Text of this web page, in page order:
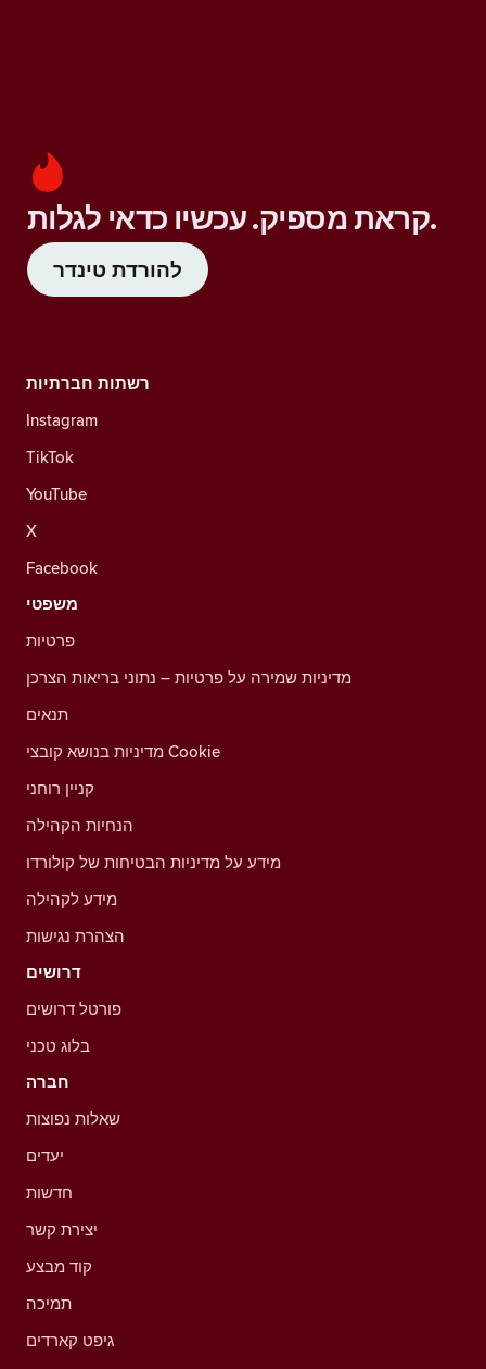
קראת מספיק. עכשיו כדאי לגלות.
להורדת טינדר
רשתות חברתיות
Instagram
TikTok
YouTube
X
Facebook
משפטי
פרטיות
מדיניות שמירה על פרטיות – נתוני בריאות הצרכן
תנאים
מדיניות בנושא קובצי Cookie
קניין רוחני
הנחיות הקהילה
מידע על מדיניות הבטיחות של קולורדו
מידע לקהילה
הצהרת נגישות
דרושים
פורטל דרושים
בלוג טכני
חברה
שאלות נפוצות
יעדים
חדשות
יצירת קשר
קוד מבצע
תמיכה
גיפט קארדים